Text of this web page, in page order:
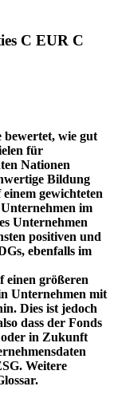
C EUR C
bewertet, wie gut
für
Nationen
Bildung
gewichteten
im
Unternehmen
positiven und
ebenfalls im
einen größeren
Unternehmen mit
Dies ist jedoch
dass der Fonds
oder in Zukunft
Weitere